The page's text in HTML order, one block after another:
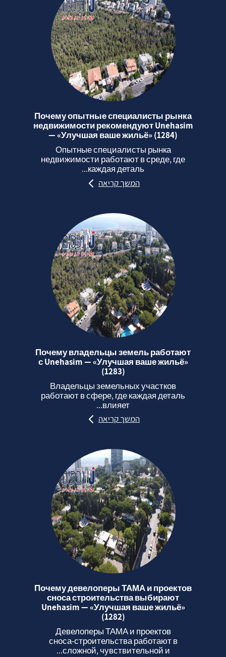
Почему опытные специалисты рынка
недвижимости рекомендуют Unehasim
— «Улучшая ваше жильё» (1284)
Опытные специалисты рынка
недвижимости работают в среде, где
каждая деталь...
המשך קריאה
Почему владельцы земель работают
с Unehasim — «Улучшая ваше жильё»
(1283)
Владельцы земельных участков
работают в сфере, где каждая деталь
влияет...
המשך קריאה
Почему девелоперы ТАМА и проектов
сноса строительства выбирают
Unehasim — «Улучшая ваше жильё»
(1282)
Девелоперы ТАМА и проектов
сноса‑строительства работают в
сложной, чувствительной и...